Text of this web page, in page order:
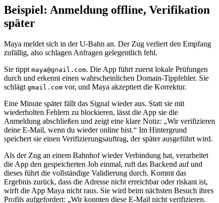
Beispiel: Anmeldung offline, Verifikation
später
Maya meldet sich in der U‑Bahn an. Der Zug verliert den Empfang
zufällig, also schlagen Anfragen gelegentlich fehl.
Sie tippt maya@gnail.com. Die App führt zuerst lokale Prüfungen
durch und erkennt einen wahrscheinlichen Domain‑Tippfehler. Sie
schlägt gmail.com vor, und Maya akzeptiert die Korrektur.
Eine Minute später fällt das Signal wieder aus. Statt sie mit
wiederholten Fehlern zu blockieren, lässt die App sie die
Anmeldung abschließen und zeigt eine klare Notiz: „Wir verifizieren
deine E‑Mail, wenn du wieder online bist.“ Im Hintergrund
speichert sie einen Verifizierungsauftrag, der später ausgeführt wird.
Als der Zug an einem Bahnhof wieder Verbindung hat, verarbeitet
die App den gespeicherten Job einmal, ruft das Backend auf und
dieses führt die vollständige Validierung durch. Kommt das
Ergebnis zurück, dass die Adresse nicht erreichbar oder riskant ist,
wirft die App Maya nicht raus. Sie wird beim nächsten Besuch ihres
Profils aufgefordert: „Wir konnten diese E‑Mail nicht verifizieren.